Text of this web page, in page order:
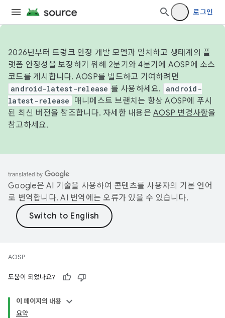
로그인
2026년부터 트렁크 안정 개발 모델과 일치하고 생태계의 플
랫폼 안정성을 보장하기 위해 2분기와 4분기에 AOSP에 소스
코드를 게시합니다. AOSP를 빌드하고 기여하려면
android-latest-release 를 사용하세요.
android-
latest-release
매니페스트 브랜치는 항상 AOSP에 푸시
된 최신 버전을 참조합니다. 자세한 내용은 AOSP 변경사항을
참고하세요.
Google은 AI 기술을 사용하여 콘텐츠를 사용자의 기본 언어
로 번역합니다. AI 번역에는 오류가 있을 수 있습니다.
AOSP
도움이 되었나요?
이 페이지의 내용
요약